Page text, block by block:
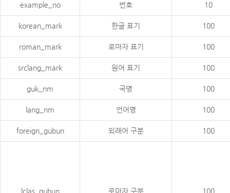
example_no 번호 10
korean_mark 한글 표기 100
roman_mark 로마자 표기 100
srclang_mark 원어 표기 100
guk_nm 국명 100
lang_nm 언어명 100
foreign_gubun 외래어 구분 100
lclas_gubun 로마자 구분 100